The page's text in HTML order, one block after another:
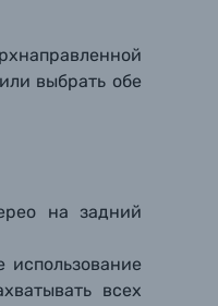
выбрать обе
на задний
всех